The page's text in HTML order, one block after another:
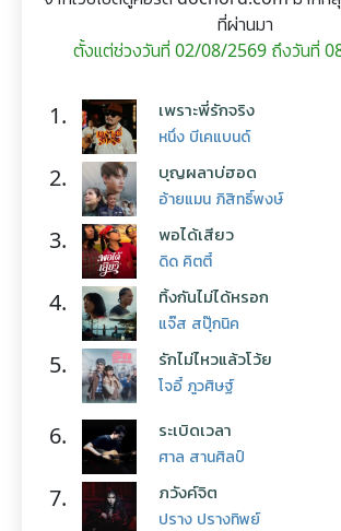
ที่ผ่านมา
ตั้งแต่ช่วงวันที่ 02/08/2569 ถึงวันที่
1. เพราะพี่รักจริง
หนึ่ง บีเคแบนด์
2. บุญผลาบ่ฮอด
อ้ายแมน ภิสิทธิ์พงษ์
3. พอได้เสียว
ดิด คิตตี้
4. ทิ้งกันไม่ได้หรอก
แจ๊ส สปุ๊กนิค
5. รักไม่ไหวแล้วโว้ย
โจอี้ ภูวศิษฐ์
6. ระเบิดเวลา
ศาล สานศิลป์
7. ภวังค์จิต
ปราง ปรางทิพย์